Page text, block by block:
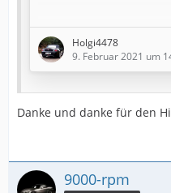
Es ist ein schwarzer
44'000 km, aus erster
unverbastelt (inkl.
gefahren und er sieht
Durch das Forum und
den Kauf folgende
Holgi4478
9. Februar 2021 um
Danke und danke für den
9000-rpm